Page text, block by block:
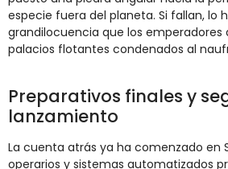
especie fuera del planeta. Si fallan, lo
grandilocuencia que los emperadores
palacios flotantes condenados al
Preparativos finales y
lanzamiento
La cuenta atrás ya ha comenzado en
operarios y sistemas automatizados